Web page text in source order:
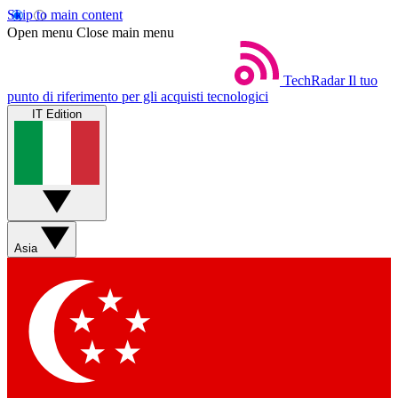
Skip to main content
Open menu Close main menu
TechRadar Il tuo
punto di riferimento per gli acquisti tecnologici
IT Edition
Asia